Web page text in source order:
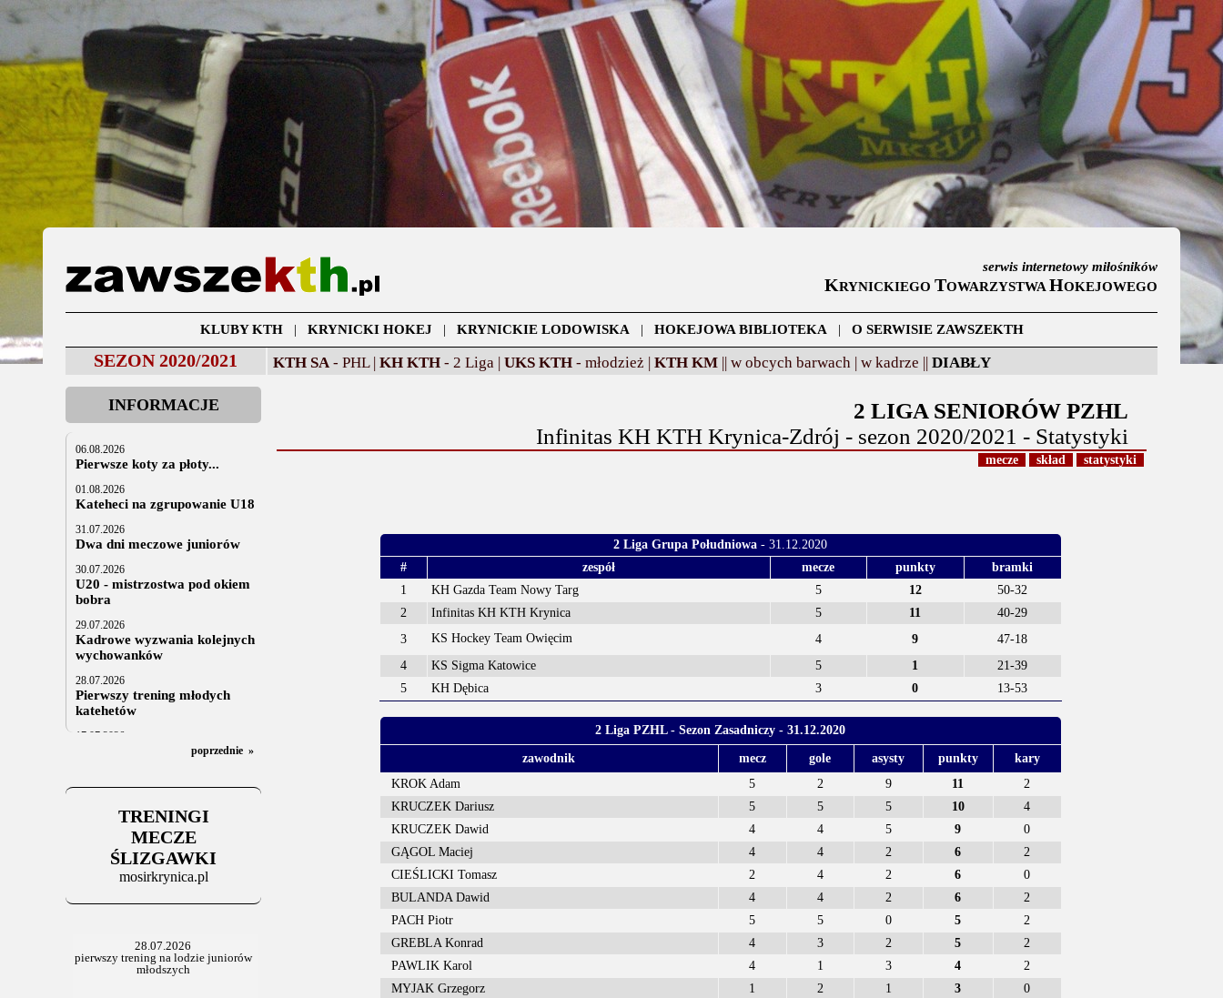
serwis internetowy miłośników
KRYNICKIEGO TOWARZYSTWA HOKEJOWEGO
KLUBY KTH| KRYNICKI HOKEJ | KRYNICKIE LODOWISKA | HOKEJOWA BIBLIOTEKA | O SERWISIE ZAWSZEKTH
SEZON 2020/2021 KTH SA - PHL | KH KTH - 2 Liga | UKS KTH - młodzież | KTH KM || w obcych barwach | w kadrze || DIABŁY
INFORMACJE
06.08.2026
Pierwsze koty za płoty...
01.08.2026
Kateheci na zgrupowanie U18
31.07.2026
Dwa dni meczowe juniorów
30.07.2026
U20 - mistrzostwa pod okiem
bobra
29.07.2026
Kadrowe wyzwania kolejnych
wychowanków
28.07.2026
Pierwszy trening młodych
katehetów
17.07.2026
U20: z kraju i z zagranicy
Za trzy tygodnie na lód
06.07.2025
Stowarzyszenie po Walnym
poprzednie »
TRENINGI
MECZE
ŚLIZGAWKI
mosirkrynica.pl
2 LIGA SENIORÓW PZHL
Infinitas KH KTH Krynica-Zdrój - sezon 2020/2021 - Statystyki
mecze skład statystyki
2 Liga Grupa Południowa - 31.12.2020
#
zespół mecze punkty
bramki
1
KH Gazda Team Nowy Targ 5 12
50-32
2
Infinitas KH KTH Krynica 5 11
40-29
3
KS Hockey Team Owięcim 4 9
47-18
4
KS Sigma Katowice 5 1
21-39
5
KH Dębica 3 0 13-53
2 Liga PZHL - Sezon Zasadniczy - 31.12.2020
zawodnik mecz gole asysty punkty
kary
KROK Adam
5 2 9 11
2
KRUCZEK Dariusz
5 5 5 10
4
KRUCZEK Dawid
4 4 5 9
0
GĄGOL Maciej
4 4 2 6
2
CIEŚLICKI Tomasz
2 4 2 6
0
BULANDA Dawid
4 4 2 6
2
PACH Piotr
5 5 0 5
2
GREBLA Konrad
4 3 2 5
2
PAWLIK Karol
4 1 3 4
2
MYJAK Grzegorz
1 2 1 3
0